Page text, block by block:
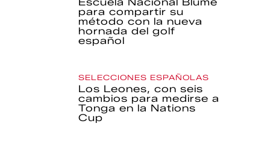
para compartir su
método con la nueva
hornada del golf
español
SELECCIONES ESPAÑOLAS
Los Leones, con seis
cambios para medirse a
Tonga en la Nations
Cup